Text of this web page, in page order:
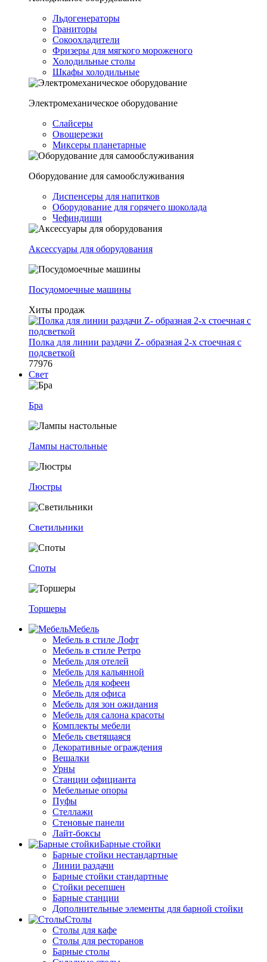
Льдогенераторы
Граниторы
Сокоохладители
Фризеры для мягкого мороженого
Холодильные столы
Шкафы холодильные
Электромеханическое оборудование
Слайсеры
Овощерезки
Миксеры планетарные
Оборудование для самообслуживания
Диспенсеры для напитков
Оборудование для горячего шоколада
Чефиндиши
Аксессуары для оборудования
Посудомоечные машины
Хиты продаж
Полка для линии раздачи Z- образная 2-х стоечная с
подсветкой
77976
Свет
Бра
Лампы настольные
Люстры
Светильники
Споты
Торшеры
Мебель
Мебель в стиле Лофт
Мебель в стиле Ретро
Мебель для отелей
Мебель для кальянной
Мебель для кофеен
Мебель для офиса
Мебель для зон ожидания
Мебель для салона красоты
Комплекты мебели
Мебель светящаяся
Декоративные ограждения
Вешалки
Урны
Станции официанта
Мебельные опоры
Пуфы
Стеллажи
Стеновые панели
Лайт-боксы
Барные стойки
Барные стойки нестандартные
Линии раздачи
Барные стойки стандартные
Стойки ресепшен
Барные станции
Дополнительные элементы для барной стойки
Столы
Столы для кафе
Столы для ресторанов
Барные столы